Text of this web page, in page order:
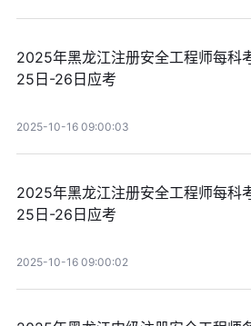
2025年黑龙江注册安全工程师每科
25日-26日应考
2025-10-16 09:00:03
2025年黑龙江注册安全工程师每科
25日-26日应考
2025-10-16 09:00:02